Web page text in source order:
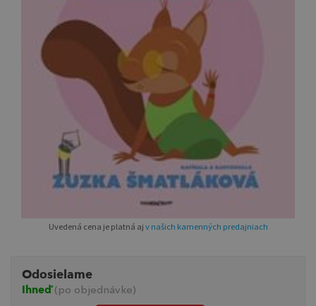
Uvedená cena je platná aj v našich kamenných predajniach
Odosielame
Ihneď(po objednávke)